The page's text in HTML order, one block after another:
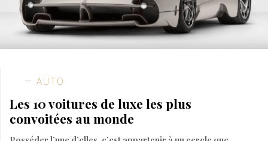
AUTO
Les 10 voitures de luxe les plus
convoitées au monde